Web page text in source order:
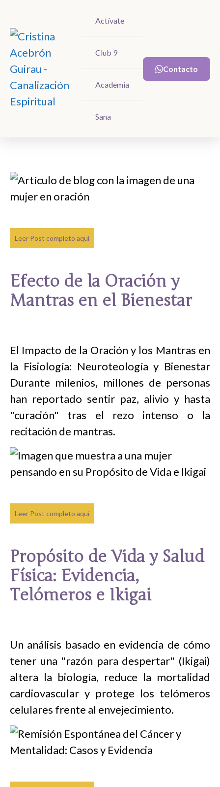
Actívate
Club 9
Academia
Sana
Contacto
Actívate
Club 9
Academia
Sana
Contacto
Leer Post completo aquí
Efecto de la Oración y
Mantras en el Bienestar
El Impacto de la Oración y los Mantras en
la Fisiología: Neuroteología y Bienestar
Durante milenios, millones de personas
han reportado sentir paz, alivio y hasta
"curación" tras el rezo intenso o la
recitación de mantras.
Leer Post completo aquí
Propósito de Vida y Salud
Física: Evidencia,
Telómeros e Ikigai
Un análisis basado en evidencia de cómo
tener una "razón para despertar" (Ikigai)
altera la biología, reduce la mortalidad
cardiovascular y protege los telómeros
celulares frente al envejecimiento.